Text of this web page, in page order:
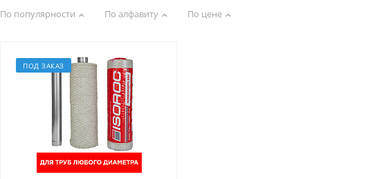
По популярности По алфавиту По цене
ПОД ЗАКАЗ